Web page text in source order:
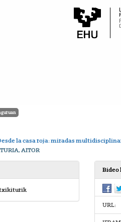
la casa roja: miradas
AITOR
Bideo
URL: